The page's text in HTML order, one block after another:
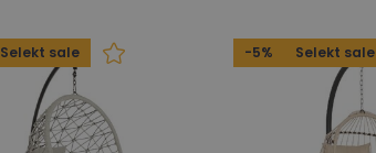
Selekt sale -5% Selekt sale